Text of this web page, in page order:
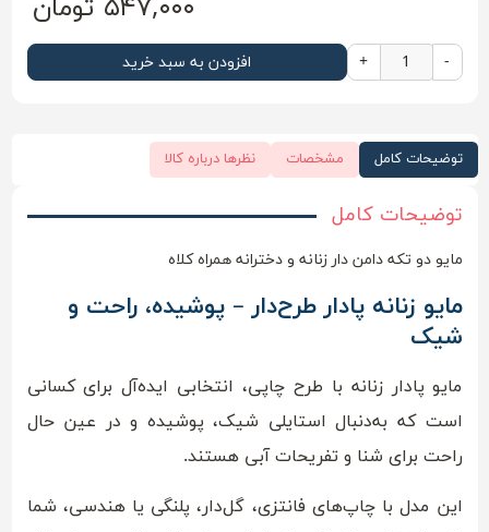
۵۴۷,۰۰۰ تومان
-
+ افزودن به سبد خرید
توضیحات کامل مشخصات نظرها درباره کالا
توضیحات کامل
مایو دو تکه دامن دار زنانه و دخترانه همراه کلاه
مایو زنانه پادار طرح‌دار – پوشیده، راحت و
شیک
مایو پادار زنانه با طرح چاپی، انتخابی ایده‌آل برای کسانی
است که به‌دنبال استایلی شیک، پوشیده و در عین حال
راحت برای شنا و تفریحات آبی هستند.
این مدل با چاپ‌های فانتزی، گل‌دار، پلنگی یا هندسی، شما